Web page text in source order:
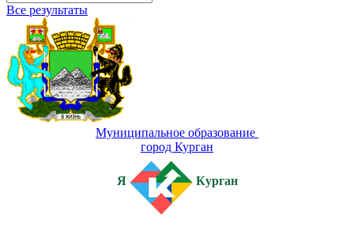
Все результаты
Муниципальное образование
город Курган
Я Курган